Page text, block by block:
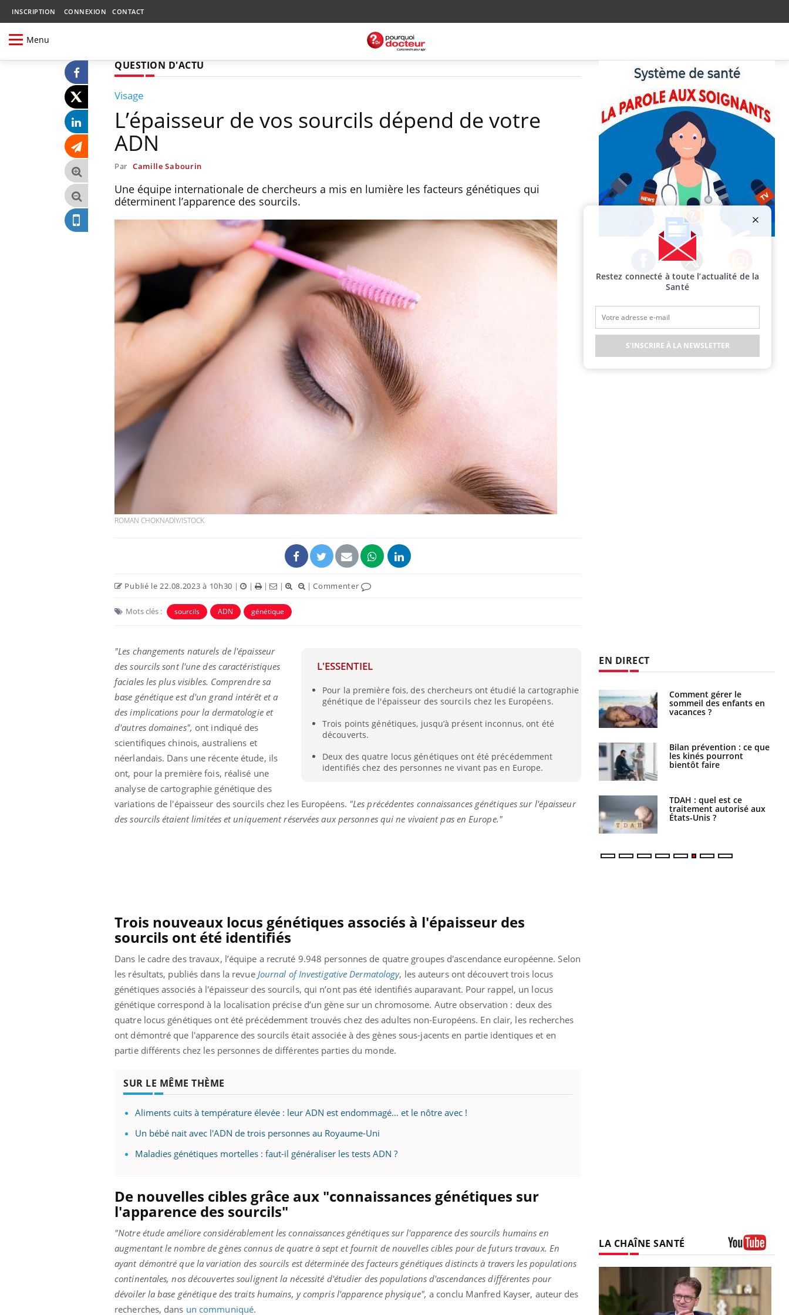
INSCRIPTION CONNEXION CONTACT
Menu
QUESTION D'ACTU
Visage
L’épaisseur de vos sourcils dépend de votre
ADN
Par Camille Sabourin
Une équipe internationale de chercheurs a mis en lumière les facteurs génétiques qui
déterminent l’apparence des sourcils.
ROMAN CHOKNADIY/ISTOCK
Publié le 22.08.2023 à 10h30 | | | | |Commenter
Mots clés : sourcils ADN génétique
L'ESSENTIEL
Pour la première fois, des chercheurs ont étudié la cartographie
génétique de l'épaisseur des sourcils chez les Européens.
Trois points génétiques, jusqu’à présent inconnus, ont été
découverts.
Deux des quatre locus génétiques ont été précédemment
identifiés chez des personnes ne vivant pas en Europe.
"Les changements naturels de l'épaisseur
des sourcils sont l'une des caractéristiques
faciales les plus visibles. Comprendre sa
base génétique est d'un grand intérêt et a
des implications pour la dermatologie et
d'autres domaines", ont indiqué des
scientifiques chinois, australiens et
néerlandais. Dans une récente étude, ils
ont, pour la première fois, réalisé une
analyse de cartographie génétique des
variations de l'épaisseur des sourcils chez les Européens. "Les précédentes connaissances génétiques sur l'épaisseur
des sourcils étaient limitées et uniquement réservées aux personnes qui ne vivaient pas en Europe."
Trois nouveaux locus génétiques associés à l'épaisseur des
sourcils ont été identifiés
Dans le cadre des travaux, l’équipe a recruté 9.948 personnes de quatre groupes d'ascendance européenne. Selon
les résultats, publiés dans la revue Journal of Investigative Dermatology, les auteurs ont découvert trois locus
génétiques associés à l'épaisseur des sourcils, qui n’ont pas été identifiés auparavant. Pour rappel, un locus
génétique correspond à la localisation précise d’un gène sur un chromosome. Autre observation : deux des
quatre locus génétiques ont été précédemment trouvés chez des adultes non-Européens. En clair, les recherches
ont démontré que l'apparence des sourcils était associée à des gènes sous-jacents en partie identiques et en
partie différents chez les personnes de différentes parties du monde.
SUR LE MÊME THÈME
Aliments cuits à température élevée : leur ADN est endommagé… et le nôtre avec !
Un bébé nait avec l'ADN de trois personnes au Royaume-Uni
Maladies génétiques mortelles : faut-il généraliser les tests ADN ?
De nouvelles cibles grâce aux "connaissances génétiques sur
l'apparence des sourcils"
"Notre étude améliore considérablement les connaissances génétiques sur l'apparence des sourcils humains en
augmentant le nombre de gènes connus de quatre à sept et fournit de nouvelles cibles pour de futurs travaux. En
ayant démontré que la variation des sourcils est déterminée des facteurs génétiques distincts à travers les populations
continentales, nos découvertes soulignent la nécessité d'étudier des populations d'ascendances différentes pour
dévoiler la base génétique des traits humains, y compris l'apparence physique", a conclu Manfred Kayser, auteur des
recherches, dans un communiqué.
Facebook Twitter Instagram
EN DIRECT
Fortes chaleurs :
pourquoi le risque de
noyade grimpe-t-il ?
Le Viagra pourrait-il
freiner la propagation du
cancer ?
Pourquoi manger moins
de protéines pourrait
finalement être bénéfique
Grossesse et chaleur : ce
que dit la science
l'apprentissage de la
lecture ?
Mordue par une tique en
vacances, elle reste dans
le coma pendant 42 jours
Mordue par un
barracuda, une petite fille
réflexe essentiel
quelle est l’origine de la
contamination ?
Allergies alimentaires :
une nouvelle arme contre
les réactions sévères
Comment gérer le
sommeil des enfants en
vacances ?
Bilan prévention : ce que
les kinés pourront
bientôt faire
TDAH : quel est ce
traitement autorisé aux
États-Unis ?
LA CHAÎNE SANTÉ
Restez connecté à toute l’actualité de la
Santé
S'INSCRIRE À LA NEWSLETTER